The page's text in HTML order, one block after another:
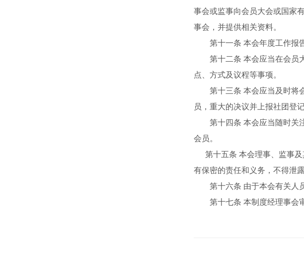
事会或监事向会员大会或国家
事会，并提供相关资料。
第十一条 本会年度工作报
第十二条 本会应当在会员
点、方式及议程等事项。
第十三条 本会应当及时将
员， 重大的决议并上报社团登
第十四条 本会应当随时关
会员。
第十五条 本会理事、监事
有保密的责任和义务，不得泄
第十六条 由于本会有关人
第十七条 本制度经理事会